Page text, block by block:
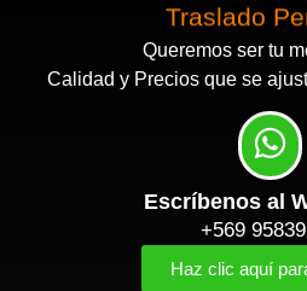
Traslado
Queremos ser tu
Calidad y Precios que se
Escríbenos al
+569
Haz clic aquí